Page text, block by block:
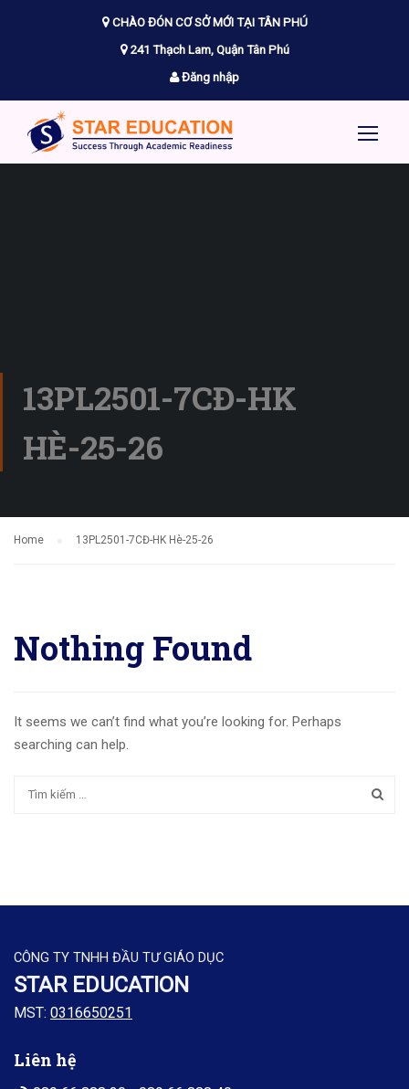
CHÀO ĐÓN CƠ SỞ MỚI TẠI TÂN PHÚ
241 Thạch Lam, Quận Tân Phú
Đăng nhập
13PL2501-7CĐ-HK
HÈ-25-26
Home 13PL2501-7CĐ-HK Hè-25-26
Nothing Found
It seems we can’t find what you’re looking for. Perhaps
searching can help.
CÔNG TY TNHH ĐẦU TƯ GIÁO DỤC
STAR EDUCATION
MST: 0316650251
Liên hệ